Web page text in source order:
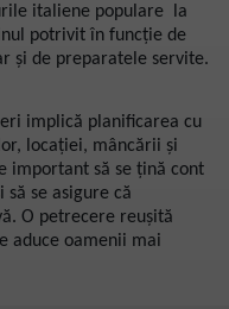
italiene populare la
potrivit în funcție de
și de preparatele servite.
implică planificarea cu
locației, mâncării și
important să se țină cont
se asigure că
O petrecere reușită
aduce oamenii mai